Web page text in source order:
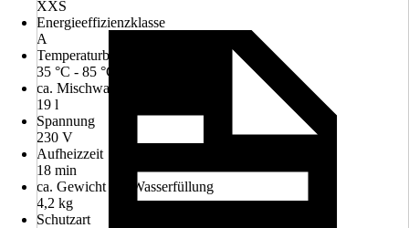
XXS
Energieeffizienzklasse
A
Temperaturbereich
35 °C - 85 °C
ca. Mischwassermenge 40°C
19 l
Spannung
230 V
Aufheizzeit
18 min
ca. Gewicht mit Wasserfüllung
4,2 kg
Schutzart